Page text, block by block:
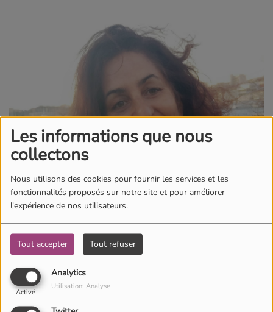
Les informations que nous
collectons
Nous utilisons des cookies pour fournir les services et les
fonctionnalités proposés sur notre site et pour améliorer
l'expérience de nos utilisateurs.
Tout accepter Tout refuser
Analytics
Activé
Utilisation: Analyse
13 novembre 2020 - 2657 vues
Écouter le podcast
Marie-Pierre Lamy-Péchoux est L'invitée de la semaine
sur HopeRadio, du 9 au 15 novembre. Elle est aumônière